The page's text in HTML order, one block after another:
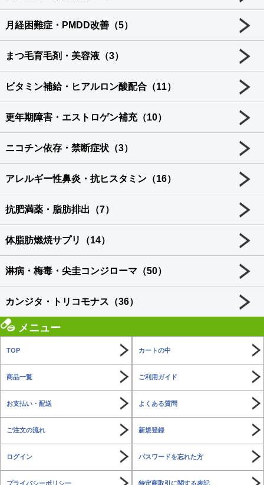
月経困難症・PMDD改善（5）
まつ毛育毛剤・美容液（3）
ビタミン補給・ヒアルロン酸配合（11）
更年期障害・エストロゲン補充（10）
ニコチン依存・禁断症状（3）
アレルギー性鼻炎・抗ヒスタミン（16）
抗肥満薬・脂肪排出（7）
体脂肪燃焼サプリ（14）
淋病・梅毒・尖圭コンジローマ（50）
カンジタ・トリコモナス（36）
メニュー
TOP カートの中
商品一覧 ご利用ガイド
お支払い・配送 よくある質問
ご注文の流れ 新規登録
ログイン パスワードを忘れた方
プライバシーポリシー 特定商取引に関する表記